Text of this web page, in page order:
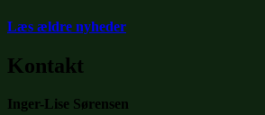
Læs ældre nyheder
Kontakt
Inger-Lise Sørensen